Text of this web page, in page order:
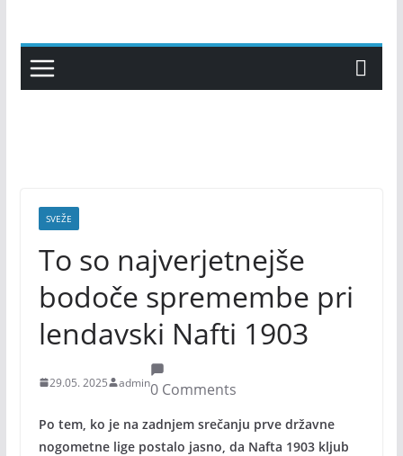
content
SVEŽE
To so najverjetnejše
bodoče spremembe pri
lendavski Nafti 1903
29.05. 2025 admin0 Comments
Po tem, ko je na zadnjem srečanju prve državne
nogometne lige postalo jasno, da Nafta 1903 kljub